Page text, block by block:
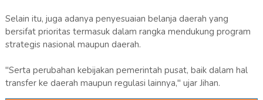
Selain itu, juga adanya penyesuaian belanja daerah yang
bersifat prioritas termasuk dalam rangka mendukung program
strategis nasional maupun daerah.
"Serta perubahan kebijakan pemerintah pusat, baik dalam hal
transfer ke daerah maupun regulasi lainnya," ujar Jihan.